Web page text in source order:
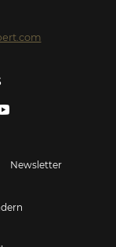
Newsletter